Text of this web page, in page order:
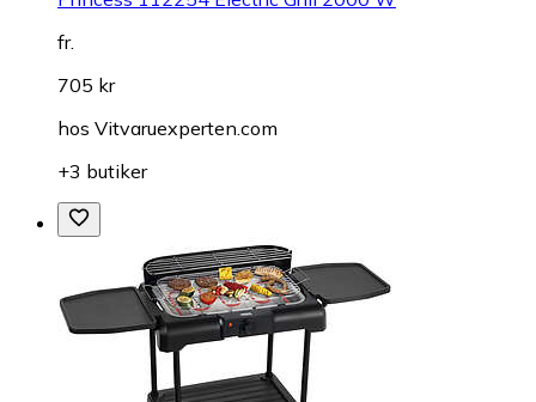
fr.
705 kr
hos Vitvaruexperten.com
+3 butiker